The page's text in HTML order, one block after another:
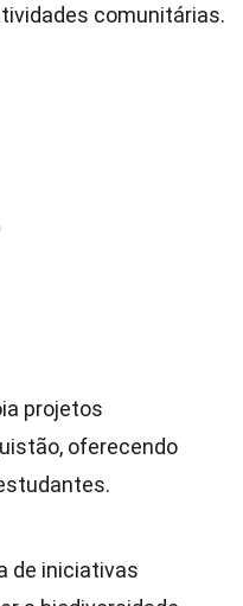
comunitárias.
projetos
oferecendo
de iniciativas